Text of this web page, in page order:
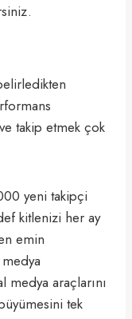
takip etmek çok
yeni takipçi
kitlenizi her ay
emin
araçlarını
tek